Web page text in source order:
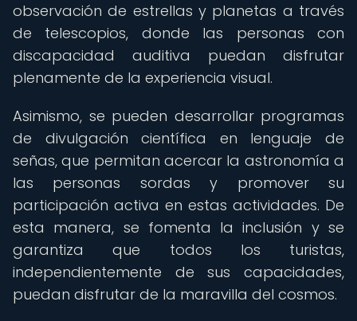
observación de estrellas y planetas a través
de telescopios, donde las personas con
discapacidad auditiva puedan disfrutar
plenamente de la experiencia visual.
Asimismo, se pueden desarrollar programas
de divulgación científica en lenguaje de
señas, que permitan acercar la astronomía a
las personas sordas y promover su
participación activa en estas actividades. De
esta manera, se fomenta la inclusión y se
garantiza que todos los turistas,
independientemente de sus capacidades,
puedan disfrutar de la maravilla del cosmos.